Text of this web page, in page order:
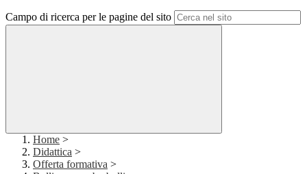
Campo di ricerca per le pagine del sito
Home >
Didattica >
Offerta formativa >